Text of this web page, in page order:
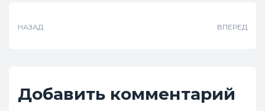
НАЗАД ВПЕРЕД
Добавить комментарий